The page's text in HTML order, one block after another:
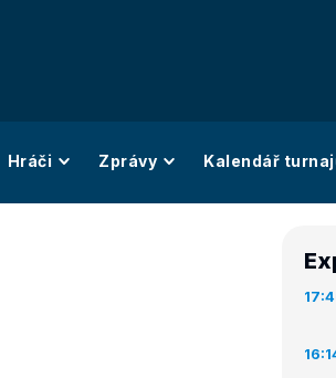
Hráči Zprávy Kalendář